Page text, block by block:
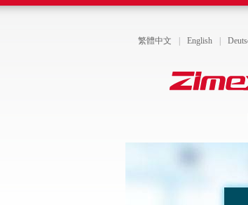
繁體中文 English